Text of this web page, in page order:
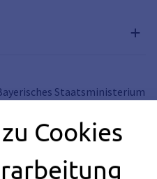
Staatsministerium
Cookies